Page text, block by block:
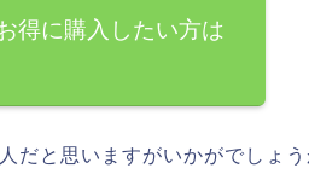
得に購入したい方は
だと思いますがいかがでしょう